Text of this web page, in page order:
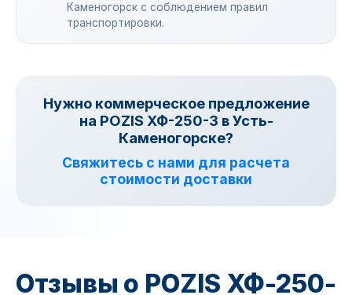
Каменогорск с соблюдением правил
транспортировки.
Нужно коммерческое предложение
на POZIS ХФ-250-3 в Усть-
Каменогорске?
Свяжитесь с нами для расчета
стоимости доставки
Отзывы о POZIS ХФ-250-